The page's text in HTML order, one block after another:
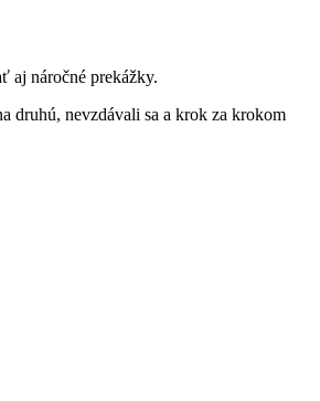
aj náročné prekážky.
druhú, nevzdávali sa a krok za krokom